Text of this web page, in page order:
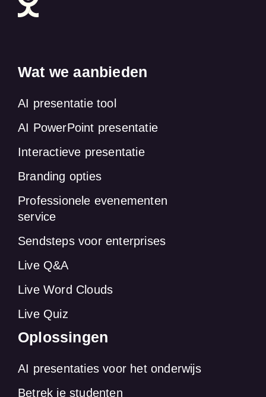
Wat we aanbieden
AI presentatie tool
AI PowerPoint presentatie
Interactieve presentatie
Branding opties
Professionele evenementen
service
Sendsteps voor enterprises
Live Q&A
Live Word Clouds
Live Quiz
Oplossingen
AI presentaties voor het onderwijs
Betrek je studenten